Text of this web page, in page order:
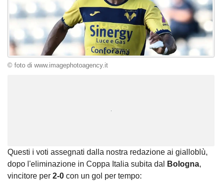
© foto di www.imagephotoagency.it
Questi i voti assegnati dalla nostra redazione ai gialloblù,
dopo l'eliminazione in Coppa Italia subita dal
Bologna,
vincitore per 2-0 con un gol per tempo: